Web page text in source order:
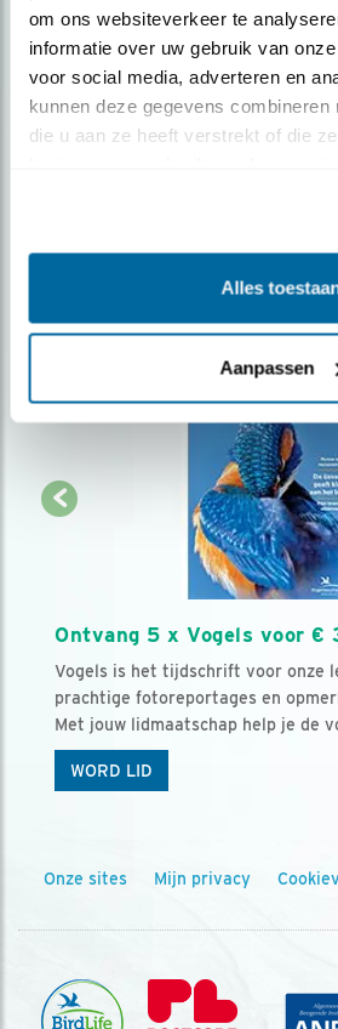
om ons websiteverkeer te
informatie over uw gebruik van
voor social media, adverteren en
kunnen deze gegevens combineren
die u aan ze heeft verstrekt of die
Alles
Aanpassen
Op de hoogte blijven?
over vogels en activiteiten van
AANMELDEN VOGELNIEUWS
Ontvang 5 x Vogels voor €
Vogels is het tijdschrift voor onze
prachtige fotoreportages en
Met jouw lidmaatschap help je de
WORD LID
Onze sites Mijn privacy